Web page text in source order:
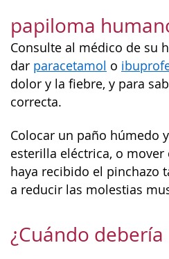
papiloma
Consulte al médico de su
dar paracetamol o
dolor y la fiebre, y para
correcta.
Colocar un paño húmedo
esterilla eléctrica, o
haya recibido el pinchazo
a reducir las molestias
¿Cuándo